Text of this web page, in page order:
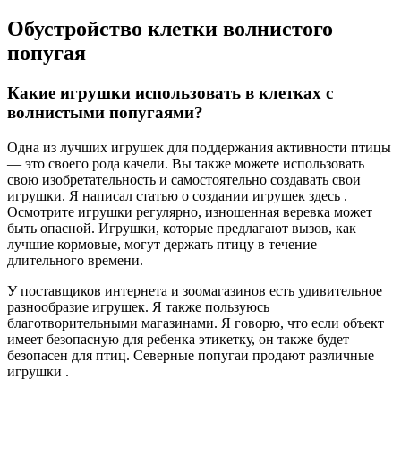
Обустройство клетки волнистого
попугая
Какие игрушки использовать в клетках с
волнистыми попугаями?
Одна из лучших игрушек для поддержания активности птицы
— это своего рода качели. Вы также можете использовать
свою изобретательность и самостоятельно создавать свои
игрушки. Я написал статью о создании игрушек здесь .
Осмотрите игрушки регулярно, изношенная веревка может
быть опасной. Игрушки, которые предлагают вызов, как
лучшие кормовые, могут держать птицу в течение
длительного времени.
У поставщиков интернета и зоомагазинов есть удивительное
разнообразие игрушек. Я также пользуюсь
благотворительными магазинами. Я говорю, что если объект
имеет безопасную для ребенка этикетку, он также будет
безопасен для птиц. Северные попугаи продают различные
игрушки .